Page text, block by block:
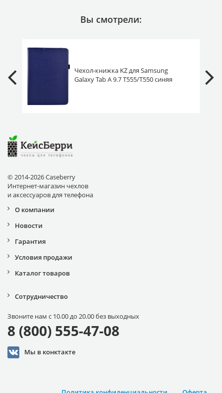
Вы смотрели:
Чехол-книжка KZ для Samsung
Galaxy Tab A 9.7 T555/T550 синяя
© 2014-2026 Caseberry
Интернет-магазин чехлов
и аксессуаров для телефона
О компании
Новости
Гарантия
Условия продажи
Каталог товаров
Сотрудничество
Звоните нам с 10.00 до 20.00 без выходных
8 (800) 555-47-08
Мы в конктакте